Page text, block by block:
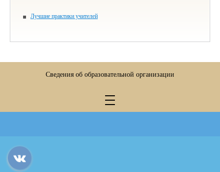
Лучшие практики учителей
Сведения об образовательной организации